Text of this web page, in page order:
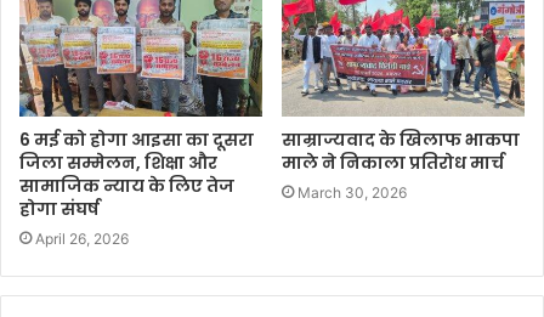
6 मई को होगा आइसा का दूसरा
जिला सम्मेलन, शिक्षा और
सामाजिक न्याय के लिए तेज
होगा संघर्ष
April 26, 2026
साम्राज्यवाद के खिलाफ भाकपा
माले ने निकाला प्रतिरोध मार्च
March 30, 2026